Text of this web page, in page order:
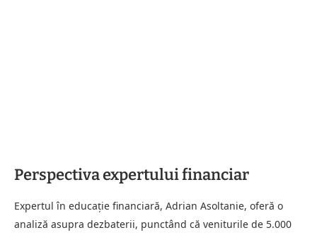
Perspectiva expertului financiar
Expertul în educație financiară, Adrian Asoltanie, oferă o
analiză asupra dezbaterii, punctând că veniturile de 5.000